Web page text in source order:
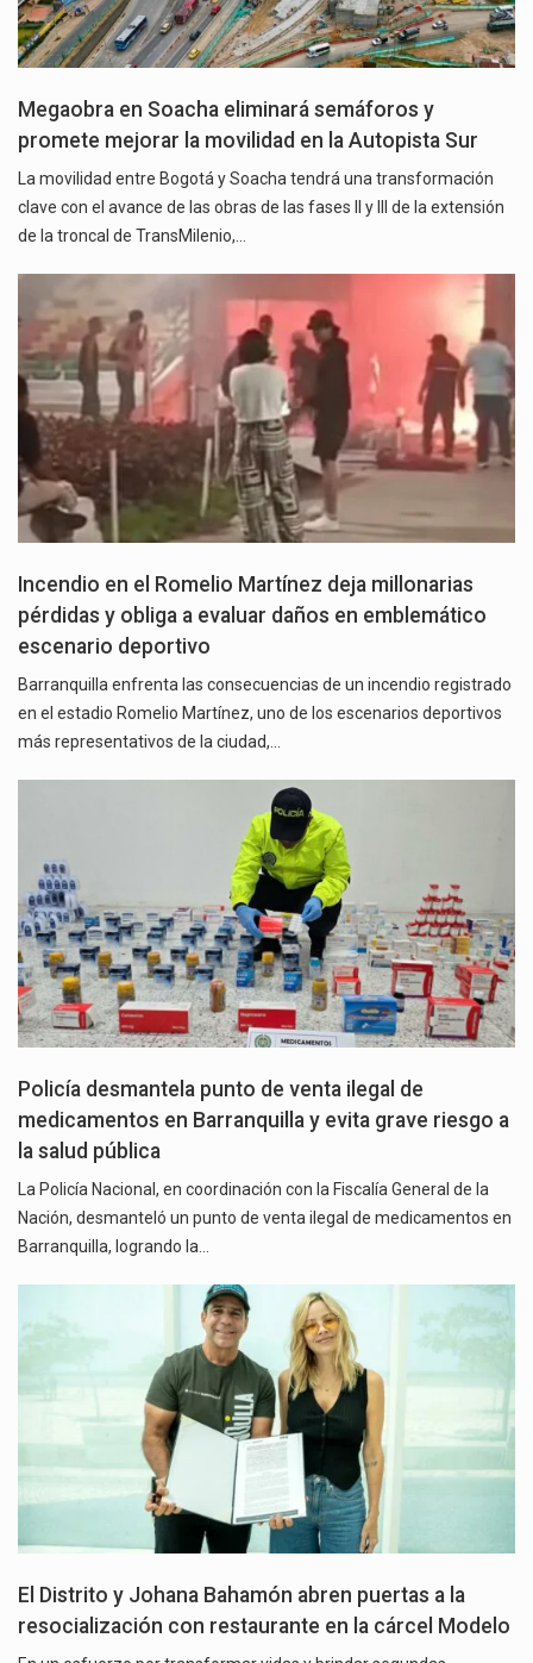
Megaobra en Soacha eliminará semáforos y
promete mejorar la movilidad en la Autopista Sur
La movilidad entre Bogotá y Soacha tendrá una transformación
clave con el avance de las obras de las fases II y III de la extensión
de la troncal de TransMilenio,…
Incendio en el Romelio Martínez deja millonarias
pérdidas y obliga a evaluar daños en emblemático
escenario deportivo
Barranquilla enfrenta las consecuencias de un incendio registrado
en el estadio Romelio Martínez, uno de los escenarios deportivos
más representativos de la ciudad,…
Policía desmantela punto de venta ilegal de
medicamentos en Barranquilla y evita grave riesgo a
la salud pública
La Policía Nacional, en coordinación con la Fiscalía General de la
Nación, desmanteló un punto de venta ilegal de medicamentos en
Barranquilla, logrando la…
El Distrito y Johana Bahamón abren puertas a la
resocialización con restaurante en la cárcel Modelo